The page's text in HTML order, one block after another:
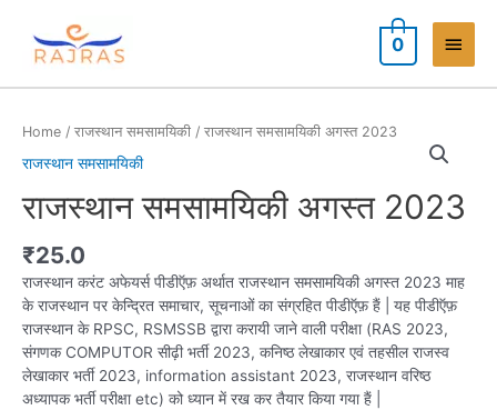
content
Main
0
Home / राजस्थान समसामयिकी / राजस्थान समसामयिकी अगस्त 2023
राजस्थान समसामयिकी
राजस्थान समसामयिकी अगस्त 2023
₹25.0
राजस्थान करंट अफेयर्स पीडीऍफ़ अर्थात राजस्थान समसामयिकी अगस्त 2023 माह
के राजस्थान पर केन्द्रित समाचार, सूचनाओं का संग्रहित पीडीऍफ़ हैं | यह पीडीऍफ़
राजस्थान के RPSC, RSMSSB द्वारा करायी जाने वाली परीक्षा (RAS 2023,
संगणक COMPUTOR सीढ़ी भर्ती 2023, कनिष्ठ लेखाकार एवं तहसील राजस्व
लेखाकार भर्ती 2023, information assistant 2023, राजस्थान वरिष्ठ
अध्यापक भर्ती परीक्षा etc) को ध्यान में रख कर तैयार किया गया हैं |